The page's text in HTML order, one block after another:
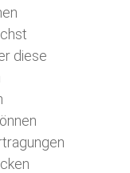
diese